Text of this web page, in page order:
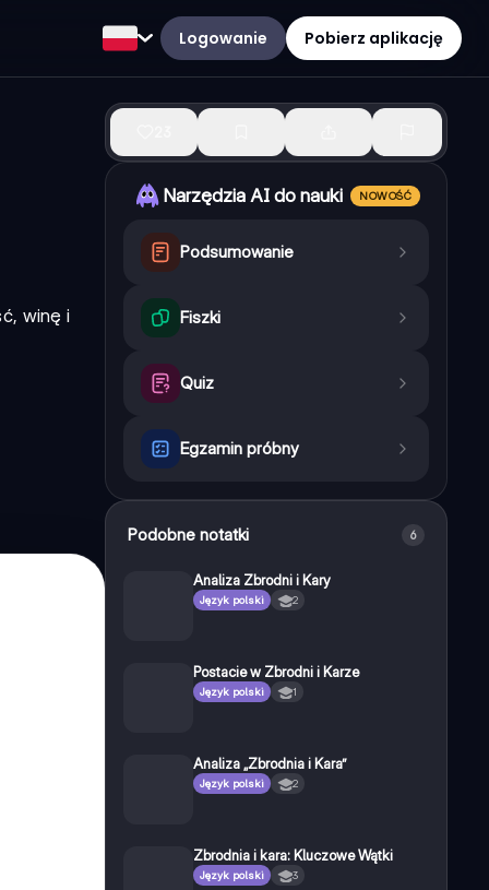
Logowanie Pobierz aplikację
winę i
Narzędzia AI do nauki NOWOŚĆ
Podsumowanie
Fiszki
Quiz
Egzamin próbny
Podobne notatki 6
Analiza Zbrodni i Kary
Język polski 2
Postacie w Zbrodni i Karze
Język polski 1
Analiza „Zbrodnia i Kara”
Język polski 2
Zbrodnia i kara: Kluczowe Wątki
Język polski 3